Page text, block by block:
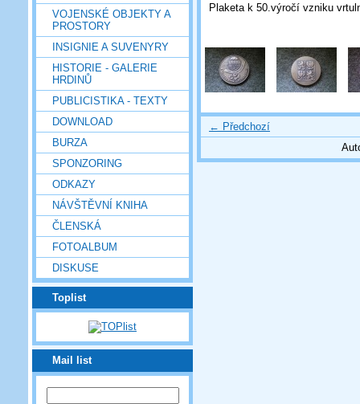
VOJENSKÉ OBJEKTY A
PROSTORY
INSIGNIE A SUVENYRY
HISTORIE - GALERIE
HRDINŮ
PUBLICISTIKA - TEXTY
DOWNLOAD
BURZA
SPONZORING
ODKAZY
NÁVŠTĚVNÍ KNIHA
ČLENSKÁ
FOTOALBUM
DISKUSE
Toplist
Mail list
Plaketa k 50.výročí vzniku
← Předchozí